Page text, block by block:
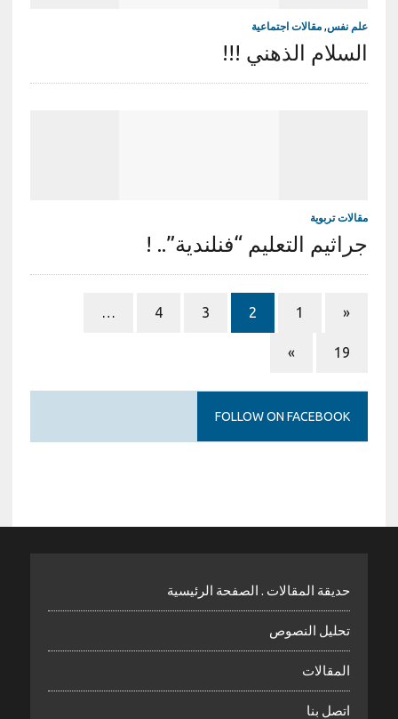
علم نفس مقالات اجتماعية
السلام الذهني !!!
مقالات تربوية
جراثيم التعليم “فنلندية”.. !
«
1
2
3
4
…
19
»
FOLLOW ON FACEBOOK
حديقة المقالات . الصفحة الرئيسية
تحليل النصوص
المقالات
اتصل بنا